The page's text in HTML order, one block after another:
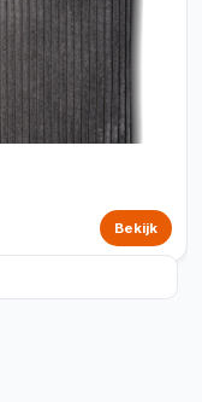
Bekijk